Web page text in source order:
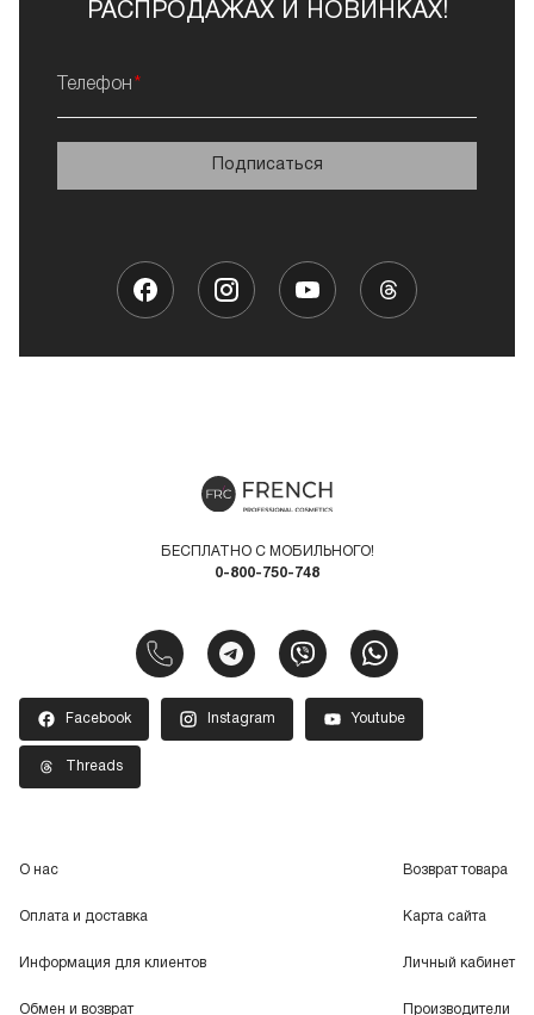
РАСПРОДАЖАХ И НОВИНКАХ!
Телефон
Подписаться
БЕСПЛАТНО С МОБИЛЬНОГО!
0-800-750-748
Facebook Instagram Youtube
Threads
О нас
Оплата и доставка
Информация для клиентов
Обмен и возврат
Возврат товара
Карта сайта
Личный кабинет
Производители